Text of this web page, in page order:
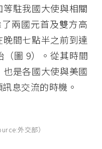
駐我國大使與相關
兩國元首及雙方高
間七點半之前到達
（圖 9）。從其時間
是各國大使與美國
息交流的時機。
外交部）